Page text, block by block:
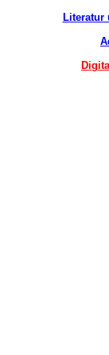
Literatur